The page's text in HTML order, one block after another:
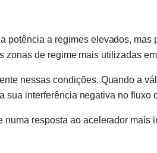
potência a regimes elevados,
de regime mais utilizadas
nessas condições. Quando a
sua interferência negativa no fluxo
numa resposta ao acelerador mais